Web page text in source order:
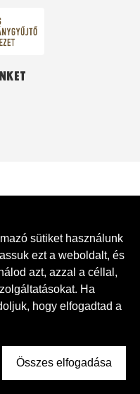
sütiket használunk
ezt a weboldalt, és
azt, azzal a céllal,
Ha
hogy elfogadtad a
Összes elfogadása